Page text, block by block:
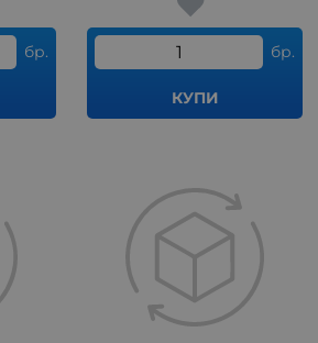
бр. бр.
КУПИ